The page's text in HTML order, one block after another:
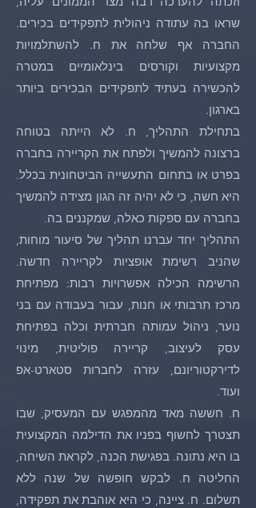
שראו בה עתודה ניהולית לתפקידים בכירים.
החברה אף שלחה את ח. להשתלמויות
מקצועיות וקורסים בינלאומיים במטרה
להכשירה בעתיד לתפקידים הבכירים ביותר
בארגון.
בתחילת התהליך, ח. לא הייתה בטוחה
ברצונה להמשיך ולפתח את הקריירה בחברה
בפרט או בתחום התעשייה הביטחונית בכלל.
היא חשה, כי לא יהיה זה הגון מצידה להמשיך
בחברה עם ספקות כאלה, שמקננים בה.
התהליך יחד עברנו תהליך של סיעור מוחות,
שהניב רשימת אופציות לקריירה חדשה.
הרשימה הכילה אפשרויות רבות: מפתיחת
מרכז תרבותי או חנות, עבור בעבודה עם בני
נוער, ניהול עמותה חברתית וכלה בפתיחת
עסק לעיצוב, קריירה פוליטית, מינוי
לדירקטוריונם, עזרה לחברות סטארט-אפ
ועוד.
ח. חששה מאד מהמפגש עם המעסיק, שבו
תצטרך לחשוף בפניו את הדילמה המקצועית
בו היא נתונה. בפגישת הכנה, לקראת השיחה,
החליטה ח. לבקש חופשה של שנה ללא
תשלום. ח. ציינה, כי היא אוהבת את תפקידה,